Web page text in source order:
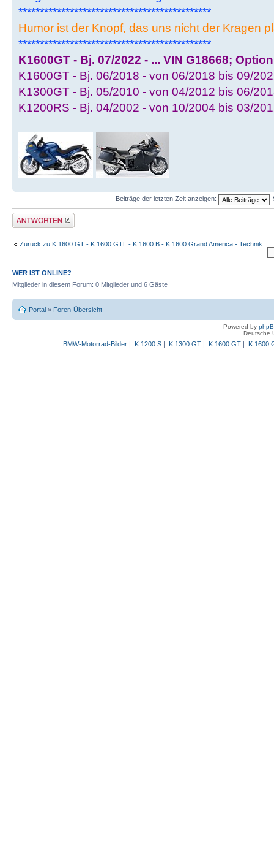
*********************************************
Humor ist der Knopf, das uns nicht der Kragen
*********************************************
K1600GT - Bj. 07/2022 - ... VIN G18668;
K1600GT - Bj. 06/2018 - von 06/2018 bis 09/
K1300GT - Bj. 05/2010 - von 04/2012 bis 06/
K1200RS - Bj. 04/2002 - von 10/2004 bis 03/
Beiträge der letzten Zeit anzeigen:
Antwort schreiben
Zurück zu K 1600 GT - K 1600 GTL - K 1600 B - K 1600 Grand America - Technik
WER IST ONLINE?
Mitglieder in diesem Forum: 0 Mitglieder und 6 Gäste
Portal » Foren-Übersicht
Powered by
Deutsche
BMW-Motorrad-Bilder| K 1200 S| K 1300 GT| K 1600 GT| K 1600